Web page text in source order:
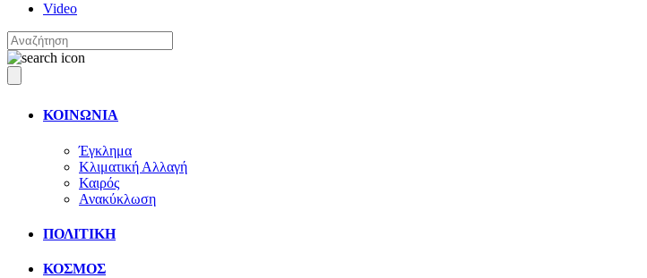
Video
ΚΟΙΝΩΝΙΑ
Έγκλημα
Κλιματική Αλλαγή
Καιρός
Ανακύκλωση
ΠΟΛΙΤΙΚΗ
ΚΟΣΜΟΣ